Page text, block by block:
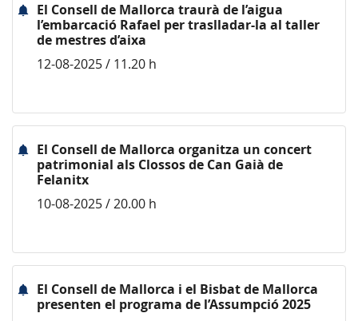
El Consell de Mallorca traurà de l’aigua
l’embarcació Rafael per traslladar-la al taller
de mestres d’aixa
12-08-2025 / 11.20 h
El Consell de Mallorca organitza un concert
patrimonial als Clossos de Can Gaià de
Felanitx
10-08-2025 / 20.00 h
El Consell de Mallorca i el Bisbat de Mallorca
presenten el programa de l’Assumpció 2025